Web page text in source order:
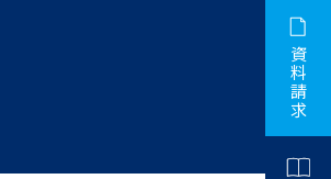
資
料
請
求